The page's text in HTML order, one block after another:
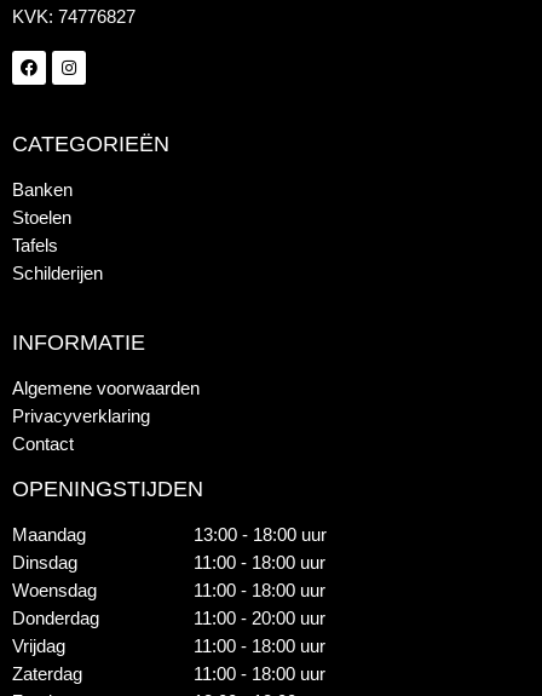
KVK: 74776827
CATEGORIEËN
Banken
Stoelen
Tafels
Schilderijen
INFORMATIE
Algemene voorwaarden
Privacyverklaring
Contact
OPENINGSTIJDEN
Maandag
Dinsdag
Woensdag
Donderdag
Vrijdag
Zaterdag
13:00 - 18:00 uur
11:00 - 18:00 uur
11:00 - 18:00 uur
11:00 - 20:00 uur
11:00 - 18:00 uur
11:00 - 18:00 uur